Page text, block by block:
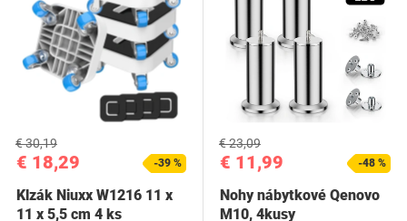
€ 18,29
€ 30,19
-39 %
Klzák Niuxx W1216 11 x
11 x 5,5 cm 4 ks
€ 11,99
€ 23,09
-48 %
Nohy nábytkové Qenovo
M10, 4kusy